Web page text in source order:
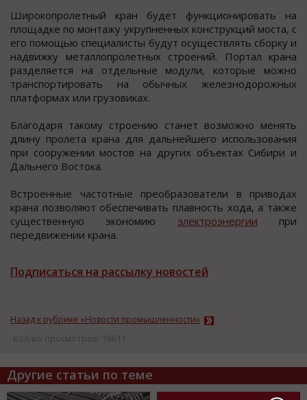
Широкопролетный кран будет функционировать на
площадке по монтажу укрупненных конструкций моста, с
его помощью специалисты будут осуществлять сборку и
надвижку металлопролетных строений. Портал крана
разделяется на отдельные модули, которые можно
транспортировать на обычных железнодорожных
платформах или грузовиках.
Благодаря такому строению станет возможно менять
длину пролета крана для дальнейшего использования
при сооружении мостов на других объектах Сибири и
Дальнего Востока.
Встроенные частотные преобразователи в приводах
крана позволяют обеспечивать плавность хода, а также
существенную экономию электроэнергии при
передвижении крана.
Подписаться на рассылку новостей
Назад к рубрике «Новости промышленности»
Кол-во просмотров: 16611
Другие статьи по теме